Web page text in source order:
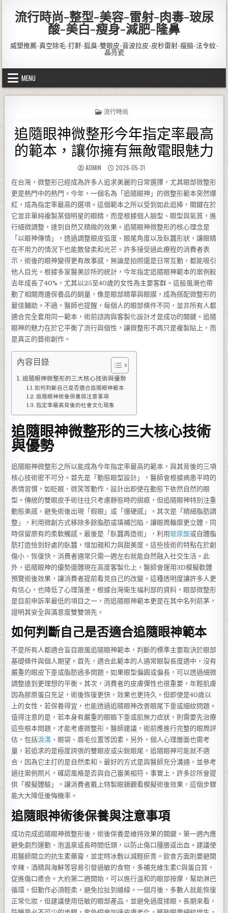
流行時尚-整型-美容-雷射-肉毒-玻尿
酸-美白-瘦身-減肥-隆鼻
威塑推薦-真空除毛-打鼾-狐臭-雙眼皮-音波拉皮-皮秒雷射-瘦臉-法令紋-
晶亮瓷
MENU
POSTED IN
流行時尚
追隨眼神微整形今年指定率最高
的範本，讓你擁有無敵電眼魅力
AUTHOR:
ADMIN PUBLISHED DATE:
2026-05-31
在台灣，微整形已經成為許多人追求美麗的日常選擇，尤其眼部微整形
更是熱門中的熱門。今年，一個名為「追隨眼神」的微整形範本突然爆
紅，成為指定率最高的選項。這個範本之所以受到如此追捧，關鍵在於
它並非單純複製某個明星的眼睛，而是根據個人臉型、眼型與氣質，進
行細微調整，達到自然又精緻的效果。追隨眼神微整形的核心理念是
「以眼神傳情」，透過調整眼皮弧度、眼尾角度以及臥蠶形狀，讓眼睛
在不用力的情況下也能散發柔和光芒。許多接受過此療程的消費者表
示，術後的眼神變得更有故事感，無論是拍照還是日常互動，都能吸引
他人目光。根據多家醫美診所的統計，今年指定追隨眼神範本的案例較
去年成長了40%，尤其以25至40歲的女性為主要客群。這股風潮也帶
動了相關周邊保養品的銷量，像是眼部精華與眼膜，成為搭配微整形的
最佳輔助。不過，醫師也提醒，每個人的眼部條件不同，並非所有人都
適合完全套用同一範本，術前諮詢與客製化設計才是成功的關鍵。追隨
眼神的魅力在於它平衡了流行與個性，讓微整形不再只是複製貼上，而
是真正的藝術創作。
內容目錄
追隨眼神微整形的三大核心技術與優勢
如何判斷自己是否適合追隨眼神範本
追隨眼神術後保養與注意事項
指定率最高背後的社會文化現象
追隨眼神微整形的三大核心技術
與優勢
追隨眼神微整形之所以能成為今年指定率最高的範本，與其背後的三項
核心技術密不可分。首先是「動態眼型設計」，醫師會根據病患平時的
表情習慣，如眨眼、微笑等動作，設計出即使在動態下依然自然的眼
型。傳統的雙眼皮手術往往只考慮靜態時的摺痕，但追隨眼神特別注重
動態美感，避免術後出現「假眼」或「僵硬感」。其次是「精細脂肪調
整」，利用微創方式移除多餘脂肪或填補凹陷，讓眼周輪廓更立體，同
時保留原有的柔軟觸感。最後是「臥蠶再造術」，利用玻尿酸或自體脂
肪打造恰到好處的臥蠶，增加親和力與甜美度。這些技術的特點在於創
傷小、恢復快，消費者通常只需一週左右就能自然融入社交生活。此
外，追隨眼神的優勢還體現在高度客製化上，醫師會運用3D模擬軟體
預覽術後效果，讓消費者提前看見自己的改變。這種透明度讓許多人更
有信心，也降低了心理落差。根據台灣衛生福利部的資料，眼部微整形
是目前申訴率最低的項目之一，而追隨眼神範本更是在其中名列前茅，
證明其安全與滿意度雙雙領先。
如何判斷自己是否適合追隨眼神範本
不是所有人都適合盲目跟風追隨眼神範本，判斷的標準主要取決於眼部
基礎條件與個人期望。首先，適合此範本的人通常眼裂長度適中，沒有
嚴重的眼皮下垂或脂肪過多問題。如果眼型偏圓或偏長，可以透過細微
調整達到更理想的平衡。其次，消費者的皮膚彈性也很重要，年輕肌膚
因為膠原蛋白充足，術後恢復更快，效果也更持久。但即使是40歲以
上的女性，若保養得宜，也能透過追隨眼神改善眼尾下垂或細紋問題。
值得注意的是，若本身有嚴重的眼瞼下垂或肌無力症狀，則需要先治療
這些根本問題，才能考慮微整形。醫師建議，術前應進行完整的眼周評
估，包括淚溝 、眼袋、眉毛位置等因素。另外，個人心理層面也需考
量，若追求的是極度誇張的雙眼皮或尖銳眼尾，追隨眼神可能就不適
合，因為它主打的是自然柔和。最好的方式是與醫師充分溝通，並參考
過往案例照片，確認風格是否與自己審美相符。事實上，許多診所會提
供「模擬體驗」，讓消費者戴上特製眼鏡觀看模擬術後效果，這個步驟
能大大降低後悔機率。
追隨眼神術後保養與注意事項
成功完成追隨眼神微整形後，術後保養是維持效果的關鍵。第一週內應
避免劇烈運動、泡溫泉或長時間低頭，以防止傷口腫脹或出血。建議使
用醫師開立的抗生素藥膏，並定時冰敷以減輕瘀青。飲食方面則要避開
辛辣、酒精與海鮮等容易引發過敏的食物，多補充維生素C與蛋白質，
促進傷口癒合。大約第二週開始，可以進行溫和的眼部按摩，幫助淋巴
循環，但動作必須輕柔，避免拉扯到縫線。一個月後，多數人就能恢復
正常化妝，但建議使用低敏的眼部產品，並避免過度揉眼。長期來看，